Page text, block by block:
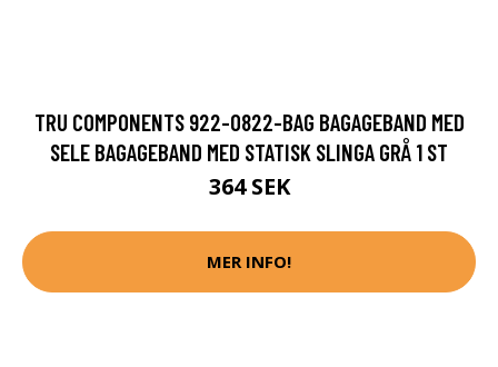
TRU COMPONENTS 922-0822-BAG BAGAGEBAND MED
SELE BAGAGEBAND MED STATISK SLINGA GRÅ 1 ST
364 SEK
MER INFO!